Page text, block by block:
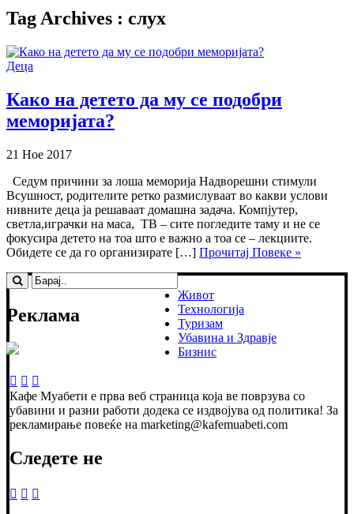
Tag Archives : слух
Деца
Како на детето да му се подобри
меморијата?
21 Ное 2017
Седум причини за лоша меморија Надворешни стимули
Всушност, родителите ретко размислуваат во какви услови
нивните деца ја решаваат домашна задача. Компјутер,
светла,играчки на маса, ТВ – сите погледите таму и не се
фокусира детето на тоа што е важно а тоа се – лекциите.
Обидете се да го организирате […] Прочитај Повеке »
Реклама
Живот
Технологија
Туризам
Убавина и Здравје
Бизнис
Кафе Муабети е прва веб страница која ве поврзува со
убавини и разни работи додека се издвојува од политика! За
рекламирање повеќе на marketing@kafemuabeti.com
Следете не